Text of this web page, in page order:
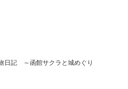
日記 ～函館サクラと城めぐり